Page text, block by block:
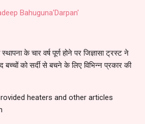
Bahuguna'Darpan'
के चार वर्ष पूर्ण होने पर जिज्ञासा ट्रस्ट ने
को सर्दी से बचने के लिए विभिन्न प्रकार की